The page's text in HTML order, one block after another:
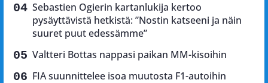
Sebastien Ogierin kartanlukija kertoo
pysäyttävistä hetkistä: ”Nostin katseeni ja näin
suuret puut edessämme”
Valtteri Bottas nappasi paikan MM-kisoihin
FIA suunnittelee isoa muutosta F1-autoihin